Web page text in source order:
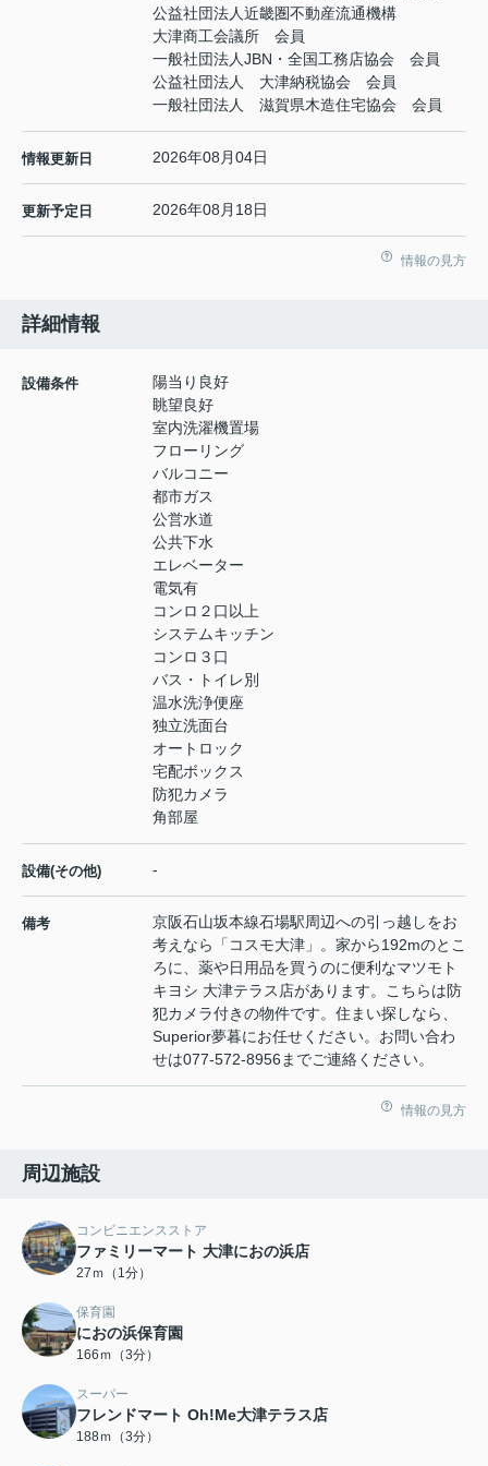
公益社団法人近畿圏不動産流通機構
大津商工会議所 会員
一般社団法人JBN・全国工務店協会 会員
公益社団法人 大津納税協会 会員
一般社団法人 滋賀県木造住宅協会 会員
情報更新日 2026年08月04日
更新予定日 2026年08月18日
情報の見方
詳細情報
設備条件
陽当り良好
眺望良好
室内洗濯機置場
フローリング
バルコニー
都市ガス
公営水道
公共下水
エレベーター
電気有
コンロ２口以上
システムキッチン
コンロ３口
バス・トイレ別
温水洗浄便座
独立洗面台
オートロック
宅配ボックス
防犯カメラ
角部屋
設備(その他) -
備考
京阪石山坂本線石場駅周辺への引っ越しをお
考えなら「コスモ大津」。家から192mのとこ
ろに、薬や日用品を買うのに便利なマツモト
キヨシ 大津テラス店があります。こちらは防
犯カメラ付きの物件です。住まい探しなら、
Superior夢暮にお任せください。お問い合わ
せは077-572-8956までご連絡ください。
情報の見方
周辺施設
コンビニエンスストア
ファミリーマート 大津におの浜店
27ｍ（1分）
保育園
におの浜保育園
166ｍ（3分）
スーパー
フレンドマート Oh!Me大津テラス店
188ｍ（3分）